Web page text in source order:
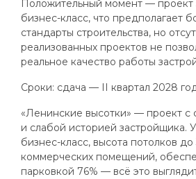
Положительный момент — проект
бизнес-класс, что предполагает
стандарты строительства, но
реализованных проектов не
реальное качество работы
Сроки: сдача — II квартал 2028
«Ленинские высотки» — проект с
и слабой историей застройщика.
бизнес-класс, высота потолков до
коммерческих помещений,
парковкой 76% — всё это